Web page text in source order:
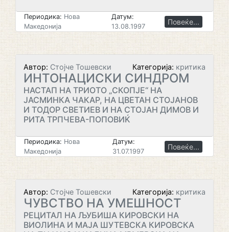
Периодика: Нова
Македонија
Датум:
13.08.1997
Повеќе...
Автор: Стојче Тошевски Категорија: критика
ИНТОНАЦИСКИ СИНДРОМ
НАСТАП НА ТРИОТО „СКОПЈЕ“ НА
ЈАСМИНКА ЧАКАР, НА ЦВЕТАН СТОЈАНОВ
И ТОДОР СВЕТИЕВ И НА СТОЈАН ДИМОВ И
РИТА ТРПЧЕВА-ПОПОВИЌ
Периодика: Нова
Македонија
Датум:
31.07.1997
Повеќе...
Автор: Стојче Тошевски Категорија: критика
ЧУВСТВО НА УМЕШНОСТ
РЕЦИТАЛ НА ЉУБИША КИРОВСКИ НА
ВИОЛИНА И МАЈА ШУТЕВСКА КИРОВСКА